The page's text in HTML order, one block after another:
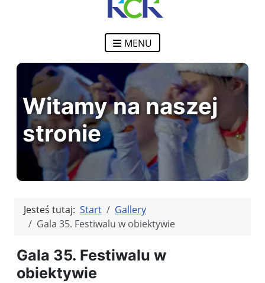
MENU
Witamy na naszej
stronie
Jesteś tutaj: Start
Gallery
Gala 35. Festiwalu w obiektywie
Gala 35. Festiwalu w
obiektywie